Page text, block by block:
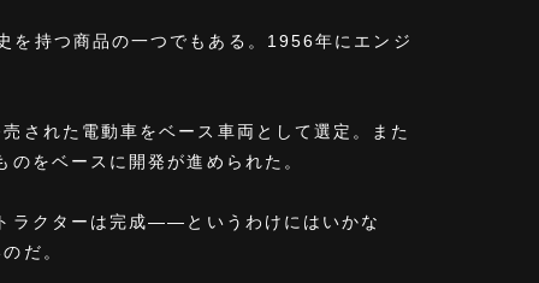
を持つ商品の一つでもある。1956年にエンジ
された電動車をベース車両として選定。また
をベースに開発が進められた。
ラクターは完成――というわけにはいかな
だ。